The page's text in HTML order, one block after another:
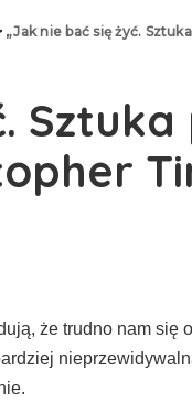
„Jak nie bać się żyć. Sztuka
że trudno nam się